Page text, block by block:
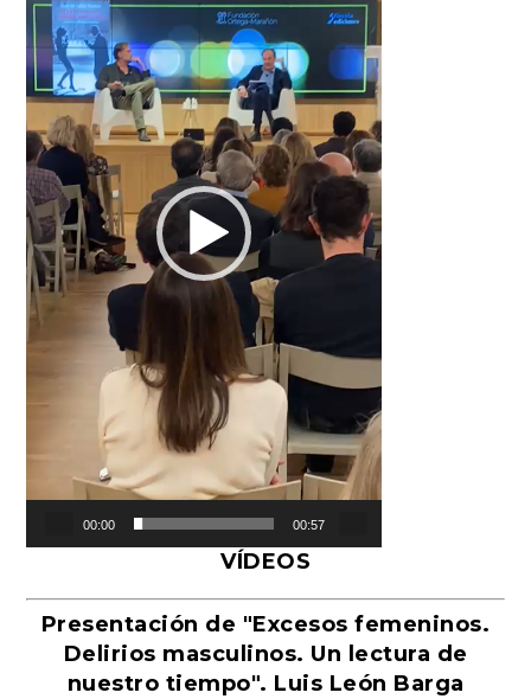
00:00 00:57
VÍDEOS
Presentación de "Excesos femeninos.
Delirios masculinos. Un lectura de
nuestro tiempo". Luis León Barga